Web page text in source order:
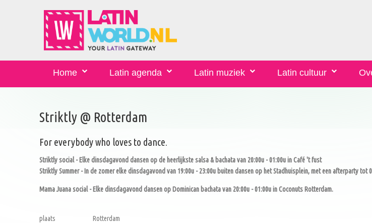
Home Latin agenda Latin muziek Latin cultuur
Striktly @ Rotterdam
For everybody who loves to dance.
Striktly social - Elke dinsdagavond dansen op de heerlijkste salsa & bachata van 20:00u - 01:00u in Café 't fust
Striktly Summer - In de zomer elke dinsdagavond van 19:00u - 23:00u buiten dansen op het Stadhuisplein, met een afterparty tot
Mama Juana social - Elke dinsdagavond dansen op Dominican bachata van 20:00u - 01:00u in Coconuts Rotterdam.
plaats
Rotterdam